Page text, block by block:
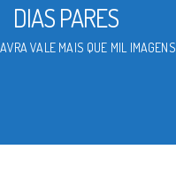
DIAS PARES
VALE MAIS QUE MIL IMAGENS